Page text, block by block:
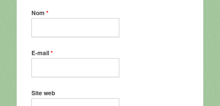
Nom *
E-mail*
Site web